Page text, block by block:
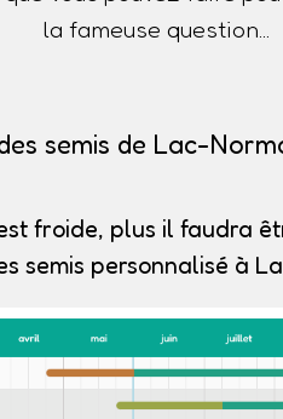
la fameuse question...
semis de Lac-
froide, plus il faudra
semis personnalisé à